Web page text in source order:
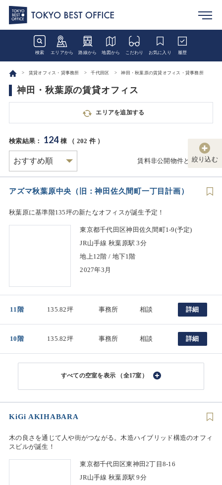
検索 エリアから 路線から 地図から こだわり お気に入り 履歴
賃貸オフィス・貸事務所 千代田区 神田・秋葉原の賃貸オフィス・貸事務所
神田・秋葉原の賃貸オフィス
エリアを追加する
絞り込む
検索結果： 124 棟 （ 202 件 ）
賃料非公開物件とは
アズマ秋葉原中央（旧：神田佐久間町一丁目計画）
秋葉原に基準階135坪の新たなオフィスが誕生予定！
東京都千代田区神田佐久間町1-9(予定)
JR山手線 秋葉原駅 3分
地上12階 / 地下1階
2027年3月
11階 135.82坪 事務所 相談 詳細
10階 135.82坪 事務所 相談 詳細
（全17室）
KiGi AKIHABARA
木の良さを通じて人や街がつながる。木造ハイブリッド構造のオフィ
スビルが誕生！
東京都千代田区東神田2丁目8-16
JR山手線 秋葉原駅 9分